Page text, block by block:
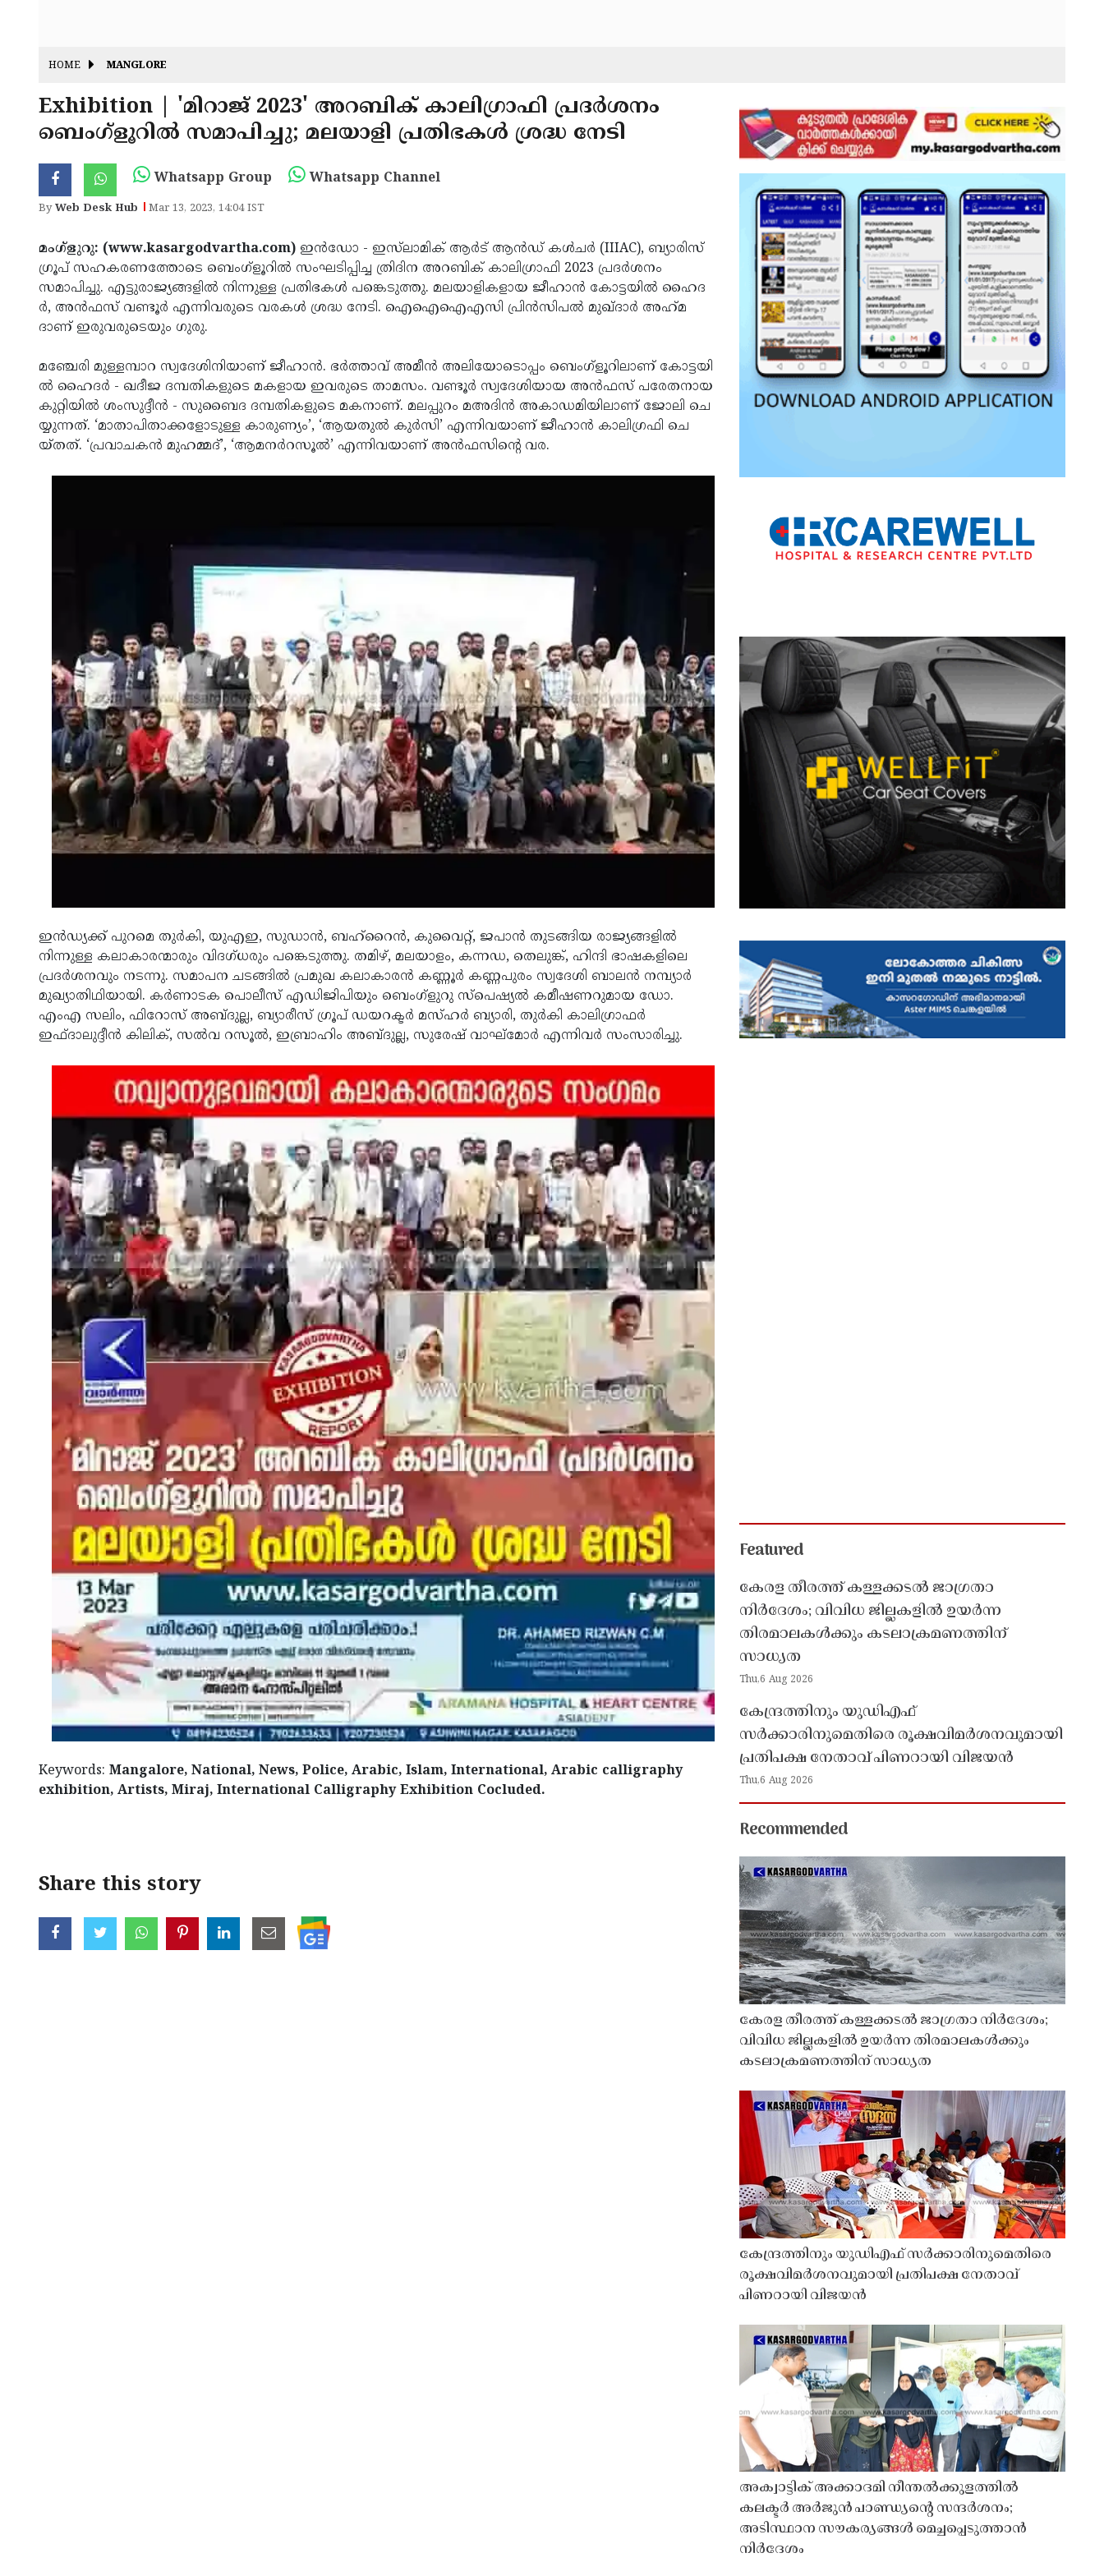
HOME MANGLORE
Exhibition | 'മിറാജ് 2023' അറബിക് കാലിഗ്രാഫി പ്രദർശനം
ബെംഗ്ളൂറിൽ സമാപിച്ചു; മലയാളി പ്രതിഭകൾ ശ്രദ്ധ നേടി
Whatsapp Group Whatsapp Channel
ByWeb Desk Hub Mar 13, 2023, 14:04 IST
മംഗ്ളുറു: (www.kasargodvartha.com) ഇൻഡോ - ഇ​സ്​​ലാ​മി​ക്​ ആ​ർ​ട് ആൻഡ് ക​ൾചർ (IIIAC), ബ്യാരിസ്
ഗ്രൂപ് സഹകരണത്തോടെ ബെംഗ്ളൂറിൽ സംഘടിപ്പിച്ച ത്രിദിന അറബിക് കാലിഗ്രാഫി 2023 പ്ര​ദ​ർ​ശ​നം
സമാപിച്ചു. എ​ട്ടു​രാ​ജ്യ​ങ്ങ​ളി​ൽ നി​ന്നു​ള്ള പ്രതിഭകൾ പങ്കെടുത്തു. മലയാളികളായ ജീ​ഹാ​ൻ കോ​ട്ട​യി​ൽ ഹൈ​ദ​
ർ, അൻഫസ്​ വ​ണ്ടൂ​ർ എ​ന്നിവരുടെ വരകൾ ശ്രദ്ധ നേടി. ഐഐഐഎസി പ്രി​ൻ​സി​പൽ മു​ഖ്​​ദാ​ർ അ​ഹ്​​മ​
ദാണ് ഇരുവരുടെയും ഗുരു.
മ​ഞ്ചേ​രി മു​ള്ള​മ്പാ​റ​ സ്വദേശിനിയാണ് ജീ​ഹാ​ൻ. ഭ​ർ​ത്താ​വ്​ അ​മീ​ൻ അ​ലി​യോ​ടൊ​പ്പം ബെംഗ്​ളൂ​റിലാ​ണ്​ കോട്ടയി​
ൽ ​ഹൈ​ദ​ർ - ഖ​ദീ​ജ​ ദമ്പതികളുടെ മ​കളായ ഇവരുടെ താമസം. വ​ണ്ടൂ​ർ സ്വ​ദേ​ശി​യാ​യ അ​ൻ​ഫ​സ്​ പരേ​ത​നാ​യ
കു​റ്റി​യി​ൽ ശം​സു​​ദ്ദീ​ൻ - സു​ബൈ​ദ​ ദമ്പതികളുടെ മ​ക​നാ​ണ്. മ​ല​പ്പു​റം മ​അ​ദി​ൻ അകാഡമിയിലാണ്​ ജോ​ലി ചെ​
യ്യു​ന്ന​ത്. ‘മാ​താ​പി​താ​ക്ക​ളോ​ടു​ള്ള കാ​രു​ണ്യം’, ‘ആ​യ​തു​ൽ കു​ർ​സി’ എന്നിവയാണ്​ ജീ​ഹാ​ൻ കാ​ലി​ഗ്ര​ഫി ചെ​
യ്ത​ത്. ‘പ്ര​വാ​ച​ക​ൻ മു​ഹ​മ്മ​ദ്​’, ‘ആ​മ​ന​ർ​റ​സൂ​ൽ’ എ​ന്നി​വ​യാ​ണ്​ അൻഫസിന്റെ വ​ര​.
ഇൻഡ്യ​ക്ക്​ പു​റ​മെ തു​ർകി​, യുഎഇ, സു​ഡാ​ൻ, ബ​ഹ്റൈൻ, കു​വൈ​റ്റ്, ജ​പാൻ തു​ട​ങ്ങി​യ രാ​ജ്യ​ങ്ങ​ളി​ൽ
നിന്നുള്ള ക​ലാ​കാ​ര​ന്മാ​രും വി​ദ​ഗ്​​ധ​രും പ​​​ങ്കെ​ടു​ത്തു. ത​മി​ഴ്, മ​ല​യാ​ളം, ക​ന്ന​ഡ, തെ​ലു​ങ്ക്, ഹി​ന്ദി ഭാ​ഷ​ക​ളിലെ
പ്രദർശനവും നടന്നു. സമാപന ചടങ്ങിൽ പ്രമുഖ കലാകാരൻ കണ്ണൂർ കണ്ണപുരം സ്വദേശി ബാലൻ നമ്പ്യാർ
മുഖ്യാതിഥിയായി. കർണാടക പൊലീസ് എഡിജിപിയും ബെംഗ്ളുറു സ്പെഷ്യൽ കമീഷണറുമായ ഡോ.
എംഎ സലിം, ഫിറോസ് അബ്ദുല്ല, ബ്യാരീസ് ഗ്രൂപ് ഡയറക്ടർ മസ്ഹർ ബ്യാരി, തുർകി കാലിഗ്രാഫർ
ഇഫ്ദാലുദ്ദീൻ കിലിക്, സൽവ റസൂൽ, ഇബ്രാഹിം അബ്ദുല്ല, സുരേഷ് വാഘ്മോർ എന്നിവർ സംസാരിച്ചു.
Keywords: Mangalore, National, News, Police, Arabic, Islam, International, Arabic calligraphy
exhibition, Artists, Miraj, International Calligraphy Exhibition Cocluded.
Share this story
Featured
കേരള തീരത്ത് കള്ളക്കടൽ ജാഗ്രതാ
നിർദേശം; വിവിധ ജില്ലകളിൽ ഉയർന്ന
തിരമാലകൾക്കും കടലാക്രമണത്തിന്
സാധ്യത
Thu,6 Aug 2026
കേന്ദ്രത്തിനും യുഡിഎഫ്
സർക്കാരിനുമെതിരെ രൂക്ഷവിമർശനവുമായി
പ്രതിപക്ഷ നേതാവ് പിണറായി വിജയൻ
Thu,6 Aug 2026
Recommended
കേരള തീരത്ത് കള്ളക്കടൽ ജാഗ്രതാ നിർദേശം;
വിവിധ ജില്ലകളിൽ ഉയർന്ന തിരമാലകൾക്കും
കടലാക്രമണത്തിന് സാധ്യത
കേന്ദ്രത്തിനും യുഡിഎഫ് സർക്കാരിനുമെതിരെ
രൂക്ഷവിമർശനവുമായി പ്രതിപക്ഷ നേതാവ്
പിണറായി വിജയൻ
അക്വാട്ടിക് അക്കാദമി നീന്തൽക്കുളത്തിൽ
കലക്ടർ അർജുൻ പാണ്ഡ്യൻ്റെ സന്ദർശനം;
അടിസ്ഥാന സൗകര്യങ്ങൾ മെച്ചപ്പെടുത്താൻ
നിർദേശം